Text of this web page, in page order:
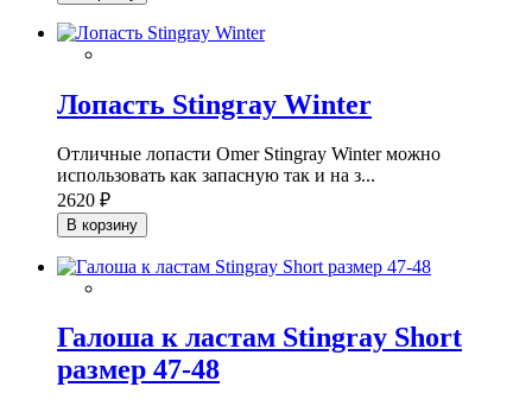
Лопасть Stingray Winter
Отличные лопасти Omer Stingray Winter можно
использовать как запасную так и на з...
2620 ₽
В корзину
Галоша к ластам Stingray Short
размер 47-48